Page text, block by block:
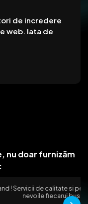
de incredere
web. Iata de
nu doar furnizăm
orientat catre